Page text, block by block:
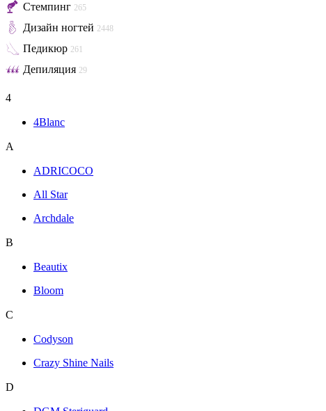
Стемпинг 265
Дизайн ногтей 2448
Педикюр 261
Депиляция 29
4
4Blanc
A
ADRICOCO
All Star
Archdale
B
Beautix
Bloom
C
Codyson
Crazy Shine Nails
D